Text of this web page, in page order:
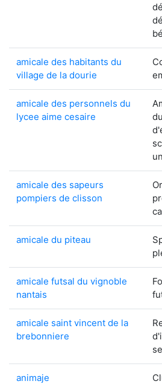
amicale des habitants du
village de la dourie
amicale des personnels du
lycee aime cesaire
amicale des sapeurs
pompiers de clisson
amicale du piteau
amicale futsal du vignoble
nantais
amicale saint vincent de la
brebonniere
animaje